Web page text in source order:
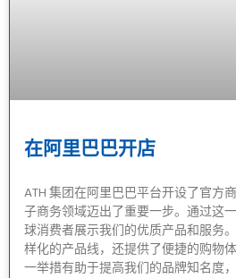
在阿里巴巴开店
ATH 集团在阿里巴巴平台开设了官方
子商务领域迈出了重要一步。通过这
球消费者展示我们的优质产品和服务
样化的产品线，还提供了便捷的购物
一举措有助于提高我们的品牌知名度